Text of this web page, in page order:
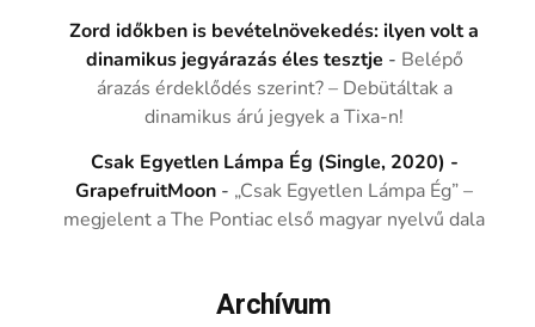
Zord időkben is bevételnövekedés: ilyen volt a
dinamikus jegyárazás éles tesztje - Belépő
árazás érdeklődés szerint? – Debütáltak a
dinamikus árú jegyek a Tixa-n!
Csak Egyetlen Lámpa Ég (Single, 2020) -
GrapefruitMoon - „Csak Egyetlen Lámpa Ég” –
megjelent a The Pontiac első magyar nyelvű dala
Archívum